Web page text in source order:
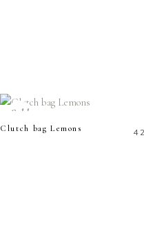
Sold
Clutch bag Lemons